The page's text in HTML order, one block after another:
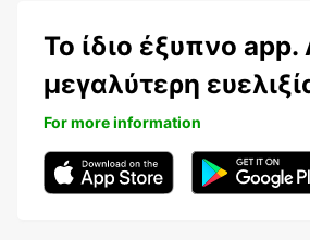
Το ίδιο έξυπνο
μεγαλύτερη
For more information